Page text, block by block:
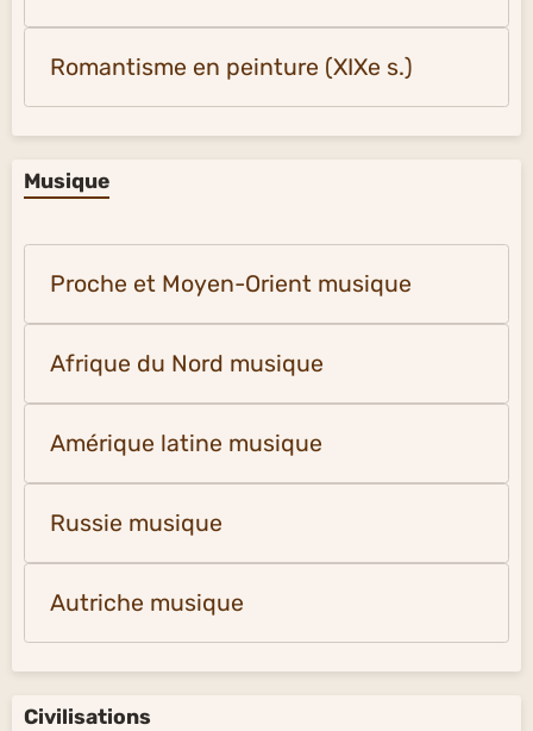
Romantisme en peinture (XIXe s.)
Musique
Proche et Moyen-Orient musique
Afrique du Nord musique
Amérique latine musique
Russie musique
Autriche musique
Civilisations